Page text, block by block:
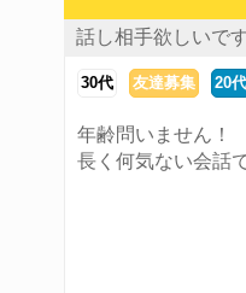
話し相手欲しいです
30代 友達募集 20代
年齢問いません！
長く何気ない会話